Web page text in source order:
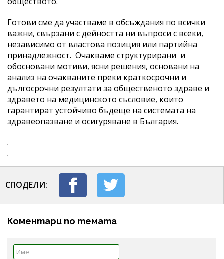
Готови сме да участваме в обсъждания по всички
важни, свързани с дейността ни въпроси с всеки,
независимо от властова позиция или партийна
принадлежност. Очакваме структурирани и
обосновани мотиви, ясни решения, основани на
анализ на очакваните преки краткосрочни и
дългосрочни резултати за общественото здраве и
здравето на медицинското съсловие, които
гарантират устойчиво бъдеще на системата на
здравеопазване и осигуряване в България.
СПОДЕЛИ:
Коментари по темата